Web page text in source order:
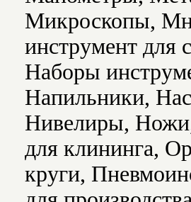
Микроскопы,
инструмент
Наборы
Напильники,
Нивелиры,
для клининга,
круги,